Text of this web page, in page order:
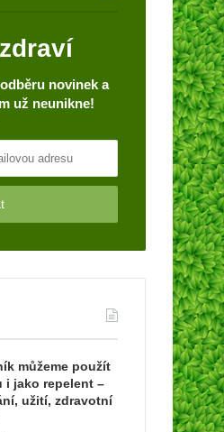
novinek a
už neunikne!
můžeme použít
i jako repelent –
užití, zdravotní